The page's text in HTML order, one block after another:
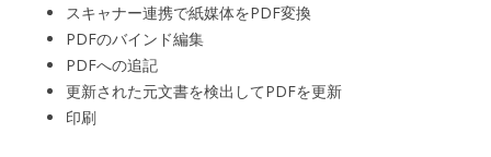
スキャナー連携で紙媒体をPDF変換
PDFのバインド編集
PDFへの追記
更新された元文書を検出してPDFを更新
印刷